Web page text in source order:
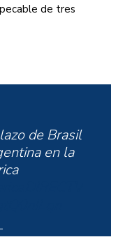
de tres
de Brasil
en la